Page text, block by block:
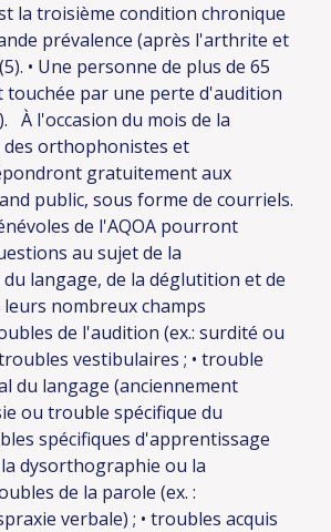
la troisième condition chronique
prévalence (après l'arthrite et
• Une personne de plus de 65
touchée par une perte d'audition
À l'occasion du mois de la
orthophonistes et
gratuitement aux
public, sous forme de courriels.
de l'AQOA pourront
au sujet de la
langage, de la déglutition et de
nombreux champs
de l'audition (ex.: surdité ou
troubles vestibulaires ; • trouble
du langage (anciennement
ou trouble spécifique du
spécifiques d'apprentissage
la dysorthographie ou la
de la parole (ex. :
verbale) ; • troubles acquis